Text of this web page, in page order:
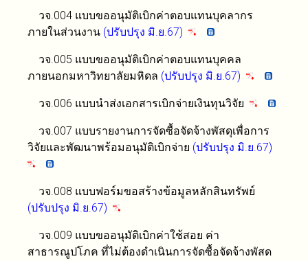
วจ.004 แบบขออนุมัติเบิกค่าตอบแทนบุคลากร
ภายในส่วนงาน (ปรับปรุง มิ.ย.67)
วจ.005 แบบขออนุมัติเบิกค่าตอบแทนบุคคล
ภายนอกมหาวิทยาลัยมหิดล (ปรับปรุง มิ.ย.67)
วจ.006 แบบนำส่งเอกสารเบิกจ่ายเงินทุนวิจัย
วจ.007 แบบรายงานการจัดซื้อจัดจ้างพัสดุเพื่อการ
วิจัยและพัฒนาพร้อมอนุมัติเบิกจ่าย (ปรับปรุง มิ.ย.67)
วจ.008 แบบฟอร์มขอสร้างข้อมูลหลักสินทรัพย์
(ปรับปรุง มิ.ย.67)
วจ.009 แบบขออนุมัติเบิกค่าใช้สอย ค่า
สาธารณูปโภค ที่ไม่ต้องดำเนินการจัดซื้อจัดจ้างพัสด